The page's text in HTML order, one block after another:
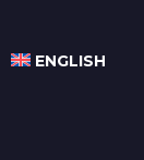
ENGLISH